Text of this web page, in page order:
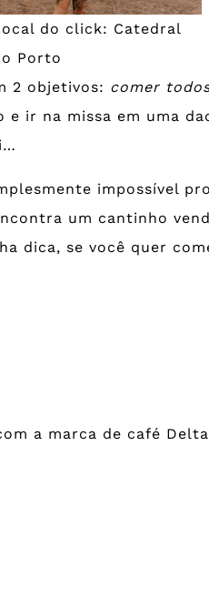
do click: Catedral
Porto
2 objetivos: comer
e ir na missa em uma
impossível
um cantinho
dica, se você quer
a marca de café